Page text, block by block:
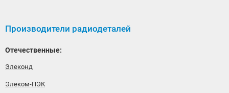
Производители радиодеталей
Отечественные:
Элеконд
Элеком-ПЭК